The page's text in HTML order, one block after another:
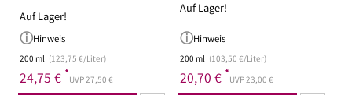
Auf Lager!
Hinweis
200 ml (123,75 €/Liter)
24,75 € *UVP 27,50 €
Auf Lager!
Hinweis
200 ml (103,50 €/Liter)
20,70 € *UVP 23,00 €